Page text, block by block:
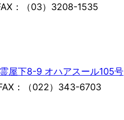
：（03）3208-1535
屋下8-9 オハアスール105号
：（022）343-6703